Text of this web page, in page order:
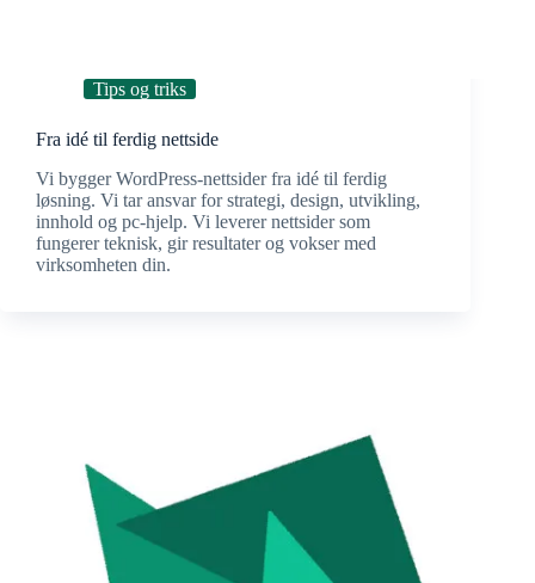
Tips og triks
Fra idé til ferdig nettside
Vi bygger WordPress-nettsider fra idé til ferdig
løsning. Vi tar ansvar for strategi, design, utvikling,
innhold og pc-hjelp. Vi leverer nettsider som
fungerer teknisk, gir resultater og vokser med
virksomheten din.